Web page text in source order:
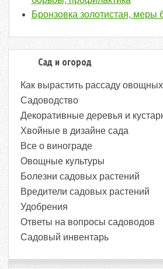
Бронзовка золотистая, меры
Сад и огород
Как вырастить рассаду
Садоводство
Декоративные деревья и
Хвойные в дизайне сада
Все о винограде
Овощные культуры
Болезни садовых растений
Вредители садовых растений
Удобрения
Ответы на вопросы садоводов
Садовый инвентарь